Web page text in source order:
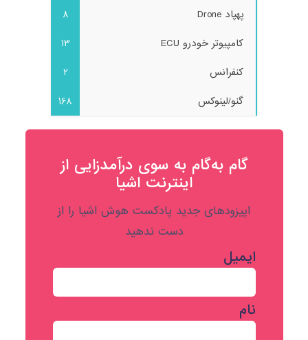
پهپاد Drone
8
کامپیوتر خودرو ECU
13
کنفرانس
2
گنو/لینوکس
168
گام به‌گام به‌ سوی درآمدزایی از
اینترنت اشیا
اپیزودهای جدید پادکست هوش اشیا را از
دست ندهید
ایمیل
نام